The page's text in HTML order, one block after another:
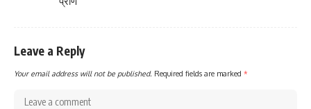
Leave a Reply
Your email address will not be published. Required fields are marked *